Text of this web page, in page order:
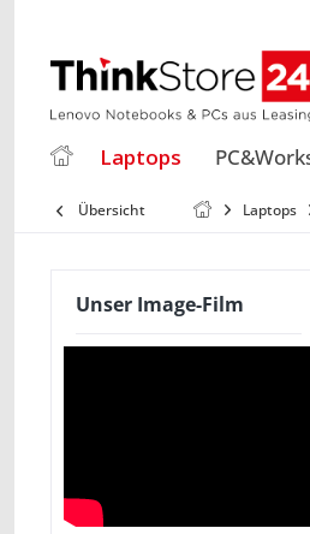
Laptops
Übersicht Laptops
Unser Image-Film